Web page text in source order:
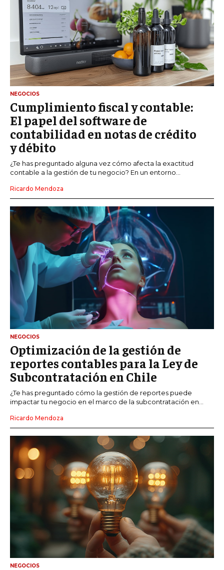
NEGOCIOS
Cumplimiento fiscal y contable:
El papel del software de
contabilidad en notas de crédito
y débito
¿Te has preguntado alguna vez cómo afecta la exactitud
contable a la gestión de tu negocio? En un entorno...
Ricardo Mendoza
NEGOCIOS
Optimización de la gestión de
reportes contables para la Ley de
Subcontratación en Chile
¿Te has preguntado cómo la gestión de reportes puede
impactar tu negocio en el marco de la subcontratación en...
Ricardo Mendoza
NEGOCIOS